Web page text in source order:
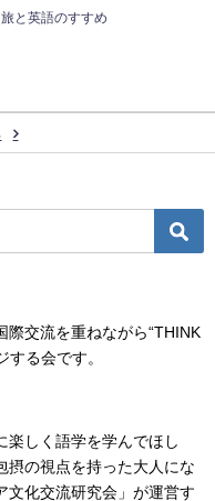
と英語のすすめ
際交流を重ねながら“THINK
する会です。
楽しく語学を学んでほし
摂の視点を持った大人にな
文化交流研究会」が運営す